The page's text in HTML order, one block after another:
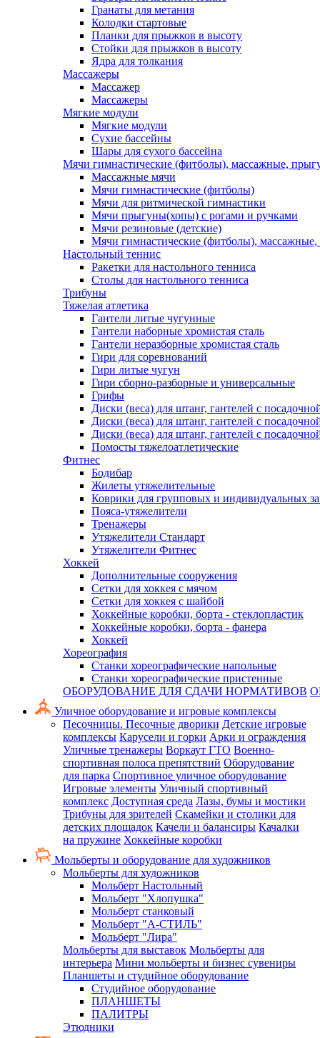
Гранаты для метания
Колодки стартовые
Планки для прыжков в высоту
Стойки для прыжков в высоту
Ядра для толкания
Массажеры
Массажер
Массажеры
Мягкие модули
Мягкие модули
Сухие бассейны
Шары для сухого бассейна
Мячи гимнастические (фитболы), массажные,
Массажные мячи
Мячи гимнастические (фитболы)
Мячи для ритмической гимнастики
Мячи прыгуны(хопы) с рогами и ручками
Мячи резиновые (детские)
Мячи гимнастические (фитболы),
Настольный теннис
Ракетки для настольного тенниса
Столы для настольного тенниса
Трибуны
Тяжелая атлетика
Гантели литые чугунные
Гантели наборные хромистая сталь
Гантели неразборные хромистая сталь
Гири для соревнований
Гири литые чугун
Гири сборно-разборные и универсальные
Грифы
Диски (веса) для штанг, гантелей с
Диски (веса) для штанг, гантелей с
Диски (веса) для штанг, гантелей с
Помосты тяжелоатлетические
Фитнес
Бодибар
Жилеты утяжелительные
Коврики для групповых и индивидуальных
Пояса-утяжелители
Тренажеры
Утяжелители Стандарт
Утяжелители Фитнес
Хоккей
Дополнительные сооружения
Сетки для хоккея с мячом
Сетки для хоккея с шайбой
Хоккейные коробки, борта - стеклопластик
Хоккейные коробки, борта - фанера
Хоккей
Хореография
Станки хореографические напольные
Станки хореографические пристенные
ОБОРУДОВАНИЕ ДЛЯ СДАЧИ НОРМАТИВОВ
Уличное оборудование и игровые комплексы
Песочницы. Песочные дворики Детские игровые
комплексы Карусели и горки Арки и ограждения
Уличные тренажеры Воркаут ГТО Военно-
спортивная полоса препятствий Оборудование
для парка Спортивное уличное оборудование
Игровые элементы Уличный спортивный
комплекс Доступная среда Лазы, бумы и мостики
Трибуны для зрителей Скамейки и столики для
детских площадок Качели и балансиры Качалки
на пружине Хоккейные коробки
Мольберты и оборудование для художников
Мольберты для художников
Мольберт Настольный
Мольберт "Хлопушка"
Мольберт станковый
Мольберт "А-СТИЛЬ"
Мольберт "Лира"
Мольберты для выставок Мольберты для
интерьера Мини мольберты и бизнес сувениры
Планшеты и студийное оборудование
Студийное оборудование
ПЛАНШЕТЫ
ПАЛИТРЫ
Этюдники